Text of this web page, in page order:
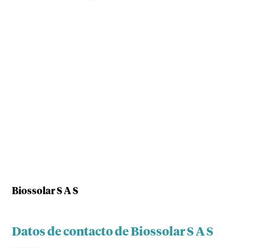
Biossolar S A S
Datos de contacto de Biossolar S A S